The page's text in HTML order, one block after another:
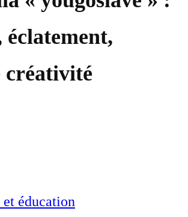
éclatement,
créativité
éducation